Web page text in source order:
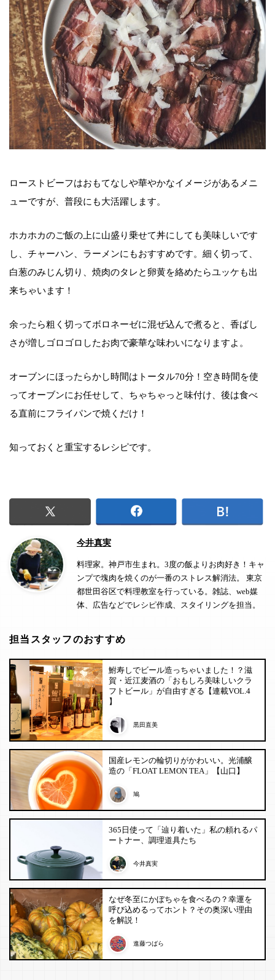
ローストビーフはおもてなしや華やかなイメージがあるメニ
ューですが、普段にも大活躍します。
ホカホカのご飯の上に山盛り乗せて丼にしても美味しいです
し、チャーハン、ラーメンにもおすすめです。細く切って、
白葱のみじん切り、焼肉のタレと卵黄を絡めたらユッケも出
来ちゃいます！
余ったら粗く切ってボロネーゼに混ぜ込んで煮ると、香ばし
さが増しゴロゴロしたお肉で豪華な味わいになりますよ。
オーブンにほったらかし時間はトータル70分！空き時間を使
ってオーブンにお任せして、ちゃちゃっと味付け、後は食べ
る直前にフライパンで焼くだけ！
知っておくと重宝するレシピです。
今井真実
料理家。神戸市生まれ。3度の飯よりお肉好き！キャ
ンプで塊肉を焼くのが一番のストレス解消法。 東京
都世田谷区で料理教室を行っている。雑誌、web媒
体、広告などでレシピ作成、スタイリングを担当。
担当スタッフのおすすめ
鮒寿しでビール造っちゃいました！？滋
賀・近江麦酒の「おもしろ美味しいクラ
フトビール」が自由すぎる【連載VOL.4
】
黒田直美
国産レモンの輪切りがかわいい。光浦醸
造の「FLOAT LEMON TEA」【山口】
鳩
365日使って「辿り着いた」私の頼れるパ
ートナー、調理道具たち
今井真実
なぜ冬至にかぼちゃを食べるの？幸運を
呼び込めるってホント？その奥深い理由
を解説！
進藤つばら